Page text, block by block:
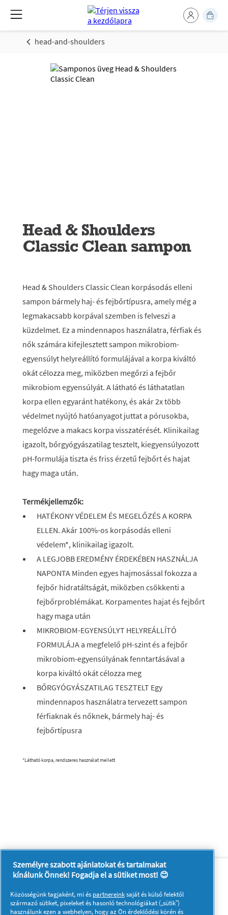
head-and-shoulders
Head & Shoulders
Classic Clean sampon
Head & Shoulders Classic Clean korpásodás elleni
sampon bármely haj- és fejbőrtípusra, amely még a
legmakacsabb korpával szemben is felveszi a
küzdelmet. Ez a mindennapos használatra, férfiak és
nők számára kifejlesztett sampon mikrobiom-
egyensúlyt helyreállító formulájával a korpa kiváltó
okát célozza meg, miközben megőrzi a fejbőr
mikrobiom egyensúlyát. A látható és láthatatlan
korpa ellen egyaránt hatékony, és akár 2x több
védelmet nyújtó hatóanyagot juttat a pórusokba,
megelőzve a makacs korpa visszatérését. Klinikailag
igazolt, bőrgyógyászatilag tesztelt, kiegyensúlyozott
pH-formulája tiszta és friss érzetű fejbőrt és hajat
hagy maga után.
Termékjellemzők:
HATÉKONY VÉDELEM ÉS MEGELŐZÉS A KORPA
ELLEN. Akár 100%-os korpásodás elleni
védelem*, klinikailag igazolt.
A LEGJOBB EREDMÉNY ÉRDEKÉBEN HASZNÁLJA
NAPONTA Minden egyes hajmosással fokozza a
fejbőr hidratáltságát, miközben csökkenti a
fejbőrproblémákat. Korpamentes hajat és fejbőrt
hagy maga után
MIKROBIOM-EGYENSÚLYT HELYREÁLLÍTÓ
FORMULÁJA a megfelelő pH-szint és a fejbőr
mikrobiom-egyensúlyának fenntartásával a
korpa kiváltó okát célozza meg
BŐRGYÓGYÁSZATILAG TESZTELT Egy
mindennapos használatra tervezett sampon
férfiaknak és nőknek, bármely haj- és
fejbőrtípusra
*Látható korpa, rendszeres használat mellett
Rólunk
Kapcsolatfelvétel
A pg.com felkeresése
Kövessen minket:
Személyre szabott ajánlatokat és tartalmakat
kínálunk Önnek! Fogadja el a sütiket most! 😊
Közösségünk tagjaként, mi és partnereinksaját és külső felektől
származó sütiket, pixeleket és hasonló technológiákat („sütik”)
használunk ezen a webhelyen, hogy az Ön érdeklődési körén és